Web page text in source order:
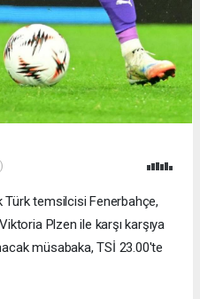
Türk temsilcisi Fenerbahçe,
Plzen ile karşı karşıya
müsabaka, TSİ 23.00'te